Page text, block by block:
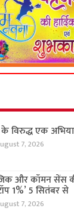
विरुद्ध एक
7, 2026
और कॉमन सेंस की
1%’ 5 सितंबर से
7, 2026